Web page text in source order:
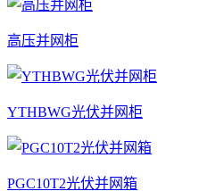
高压并网柜
YTHBWG光伏并网柜
PGC10T2光伏并网箱